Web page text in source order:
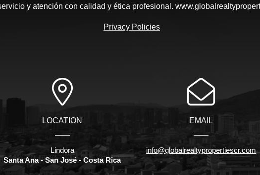
y atención con calidad y ética profesional.
Privacy Policies
LOCATION
Lindora
Santa Ana - San José - Costa Rica
EMAIL
info@globalrealtypropertiescr.com